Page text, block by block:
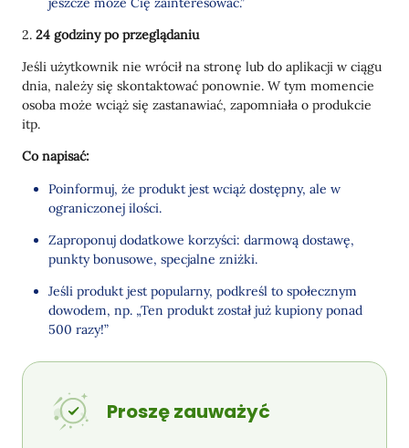
2. 24 godziny po przeglądaniu
Jeśli użytkownik nie wrócił na stronę lub do aplikacji w ciągu
dnia, należy się skontaktować ponownie. W tym momencie
osoba może wciąż się zastanawiać, zapomniała o produkcie
itp.
Co napisać:
Poinformuj, że produkt jest wciąż dostępny, ale w
ograniczonej ilości.
Zaproponuj dodatkowe korzyści: darmową dostawę,
punkty bonusowe, specjalne zniżki.
Jeśli produkt jest popularny, podkreśl to społecznym
dowodem, np. „Ten produkt został już kupiony ponad
500 razy!”
Proszę zauważyć